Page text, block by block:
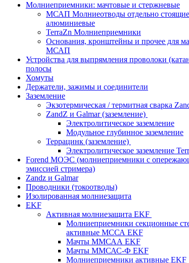
Молниеприемники: мачтовые и стержневые
МСАП Молниеотводы отдельно стоящие
алюминиевые
TerraZn Молниеприемники
Основания, кронштейны и прочее для
МСАП
Устройства для выпрямления проволоки
полосы
Хомуты
Держатели, зажимы и соединители
Заземление
Экзотермическая / термитная сварка
ZandZ и Galmar (заземление)
Электролитическое заземление
Модульное глубинное заземление
Террацинк (заземление)
Электролитическое заземление
Forend МОЭС (молниеприемники с
эмиссией стримера)
Zandz и Galmar
Проводники (токоотводы)
Изолированная молниезащита
EKF
Активная молниезащита EKF
Молниеприемники секционные
активные МССА EKF
Мачты ММСАА EKF
Мачты ММСАС-Ф EKF
Молниеприемники активные EKF